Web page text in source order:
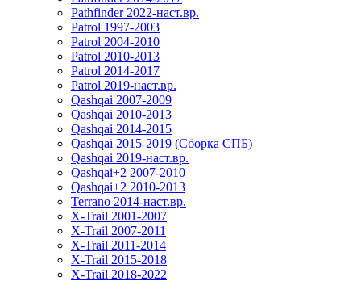
Pathfinder 2022-наст.вр.
Patrol 1997-2003
Patrol 2004-2010
Patrol 2010-2013
Patrol 2014-2017
Patrol 2019-наст.вр.
Qashqai 2007-2009
Qashqai 2010-2013
Qashqai 2014-2015
Qashqai 2015-2019 (Сборка СПБ)
Qashqai 2019-наст.вр.
Qashqai+2 2007-2010
Qashqai+2 2010-2013
Terrano 2014-наст.вр.
X-Trail 2001-2007
X-Trail 2007-2011
X-Trail 2011-2014
X-Trail 2015-2018
X-Trail 2018-2022